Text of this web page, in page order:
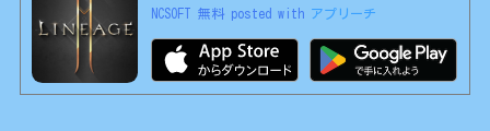
NCSOFT 無料 posted with アプリーチ